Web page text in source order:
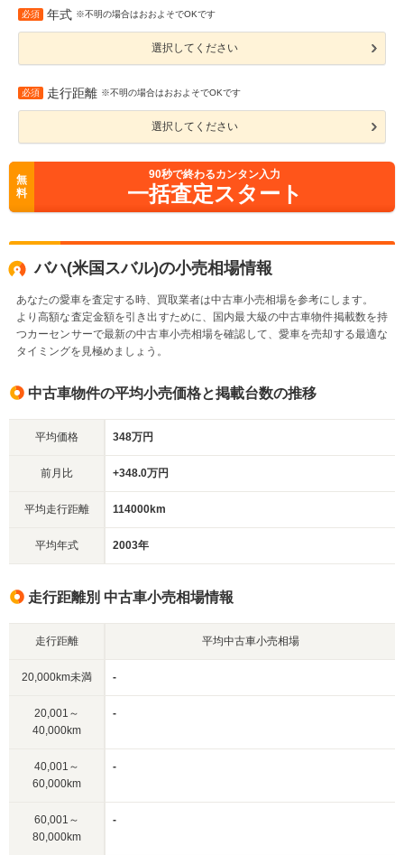
必須 年式 ※不明の場合はおおよそでOKです
選択してください
必須 走行距離 ※不明の場合はおおよそでOKです
選択してください
無
料
90秒で終わるカンタン入力
一括査定スタート
バハ(米国スバル)の小売相場情報
あなたの愛車を査定する時、買取業者は中古車小売相場を参考にします。
より高額な査定金額を引き出すために、国内最大級の中古車物件掲載数を持
つカーセンサーで最新の中古車小売相場を確認して、愛車を売却する最適な
タイミングを見極めましょう。
中古車物件の平均小売価格と掲載台数の推移
平均価格 348万円
前月比 +348.0万円
平均走行距離 114000km
平均年式 2003年
走行距離別 中古車小売相場情報
走行距離 平均中古車小売相場
20,000km未満 -
20,001～
40,000km
-
40,001～
60,000km
-
60,001～
80,000km
-